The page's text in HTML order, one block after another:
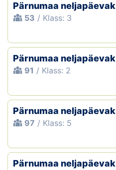
Pärnumaa neljapäevak
53 / Klass: 3
Pärnumaa neljapäevak
91 / Klass: 2
Pärnumaa neljapäevak
97 / Klass: 5
Pärnumaa neljapäevak